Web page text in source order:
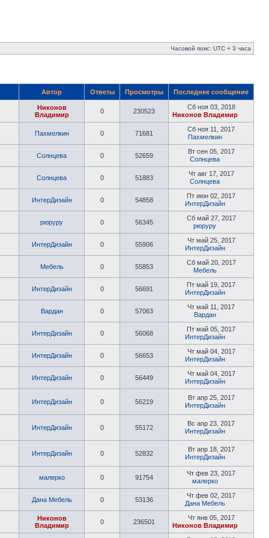
Часовой пояс: UTC + 3 часа
Автор Ответы Просмотры Последнее сообщение
Никонов
Владимир
0 230523
Сб ноя 03, 2018
Никонов Владимир
Пахмелкин 0 71681
Сб ноя 11, 2017
Пахмелкин
Солнцева 0 52659
Вт сен 05, 2017
Солнцева
Солнцева 0 51883
Чт авг 17, 2017
Солнцева
ИнтерДизайн 0 54858
Пт июн 02, 2017
ИнтерДизайн
рюруру 0 56345
Сб май 27, 2017
рюруру
ИнтерДизайн 0 55906
Чт май 25, 2017
ИнтерДизайн
Мебель 0 55853
Сб май 20, 2017
Мебель
ИнтерДизайн 0 56691
Пт май 19, 2017
ИнтерДизайн
Вардан 0 57063
Чт май 11, 2017
Вардан
ИнтерДизайн 0 56068
Пт май 05, 2017
ИнтерДизайн
ИнтерДизайн 0 56653
Чт май 04, 2017
ИнтерДизайн
ИнтерДизайн 0 56449
Чт май 04, 2017
ИнтерДизайн
ИнтерДизайн 0 56219
Вт апр 25, 2017
ИнтерДизайн
ИнтерДизайн 0 55172
Вс апр 23, 2017
ИнтерДизайн
ИнтерДизайн 0 52832
Вт апр 18, 2017
ИнтерДизайн
малерко 0 91754
Чт фев 23, 2017
малерко
Дана Мебель 0 53136
Чт фев 02, 2017
Дана Мебель
Никонов
Владимир
0 236501
Чт янв 05, 2017
Никонов Владимир